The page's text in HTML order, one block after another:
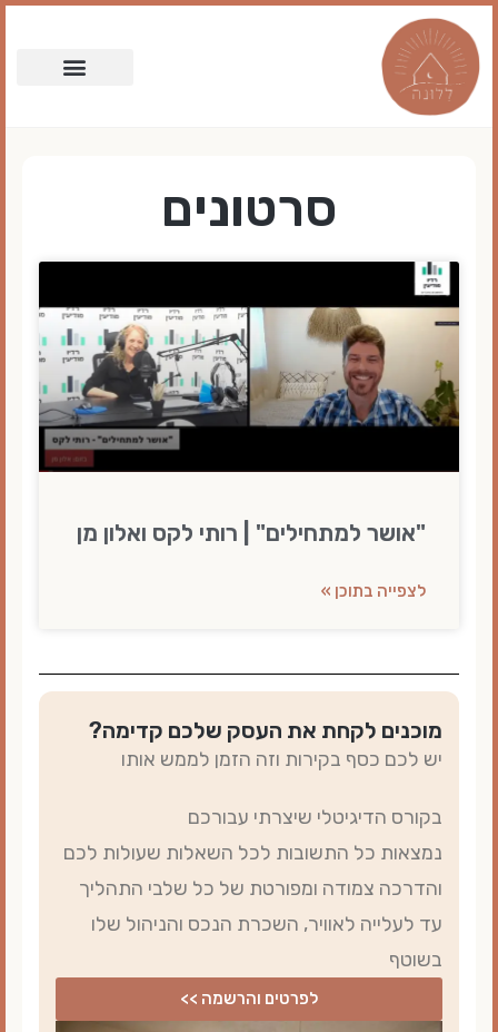
סרטונים
"אושר למתחילים" | רותי לקס ואלון מן
לצפייה בתוכן »
מוכנים לקחת את העסק שלכם קדימה?
יש לכם כסף בקירות וזה הזמן לממש אותו
בקורס הדיגיטלי שיצרתי עבורכם
נמצאות כל התשובות לכל השאלות שעולות לכם
והדרכה צמודה ומפורטת של כל שלבי התהליך
עד לעלייה לאוויר, השכרת הנכס והניהול שלו
בשוטף
לפרטים והרשמה >>